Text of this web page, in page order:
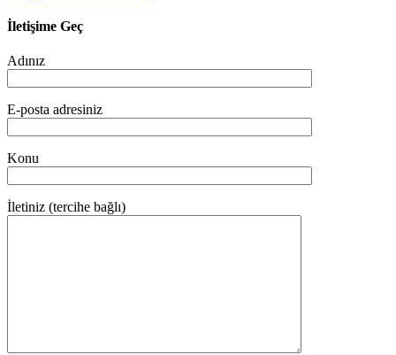
İletişime Geç
Adınız
E-posta adresiniz
Konu
İletiniz (tercihe bağlı)